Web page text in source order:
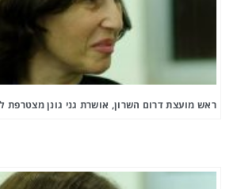
ראש מועצת דרום השרון, אושרת גני גונן מצטרפת